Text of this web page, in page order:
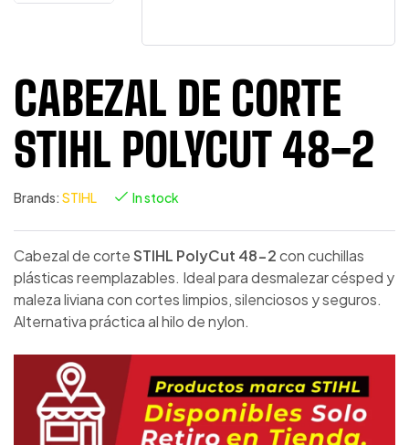
CABEZAL DE CORTE
STIHL POLYCUT 48-2
Brands: STIHL In stock
Cabezal de corteSTIHL PolyCut 48-2con cuchillas
plásticas reemplazables. Ideal para desmalezar césped y
maleza liviana con cortes limpios, silenciosos y seguros.
Alternativa práctica al hilo de nylon.